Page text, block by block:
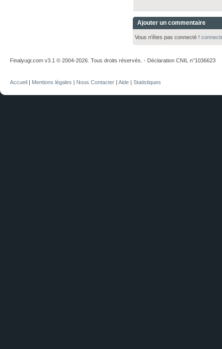
Ajouter un commentaire
Vous n'êtes pas connecté !
Finalyugi.com v3.1 © 2004-2026. Tous droits réservés. - Déclaration CNIL n°1036623
Accueil | Mentions légales | Nous Contacter | Aide | Statistiques